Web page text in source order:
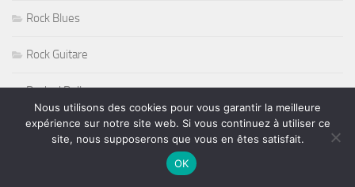
Rock Blues
Rock Guitare
Rock n' Roll
Rock Progressif
Nous utilisons des cookies pour vous garantir la meilleure
expérience sur notre site web. Si vous continuez à utiliser ce
site, nous supposerons que vous en êtes satisfait.
OK